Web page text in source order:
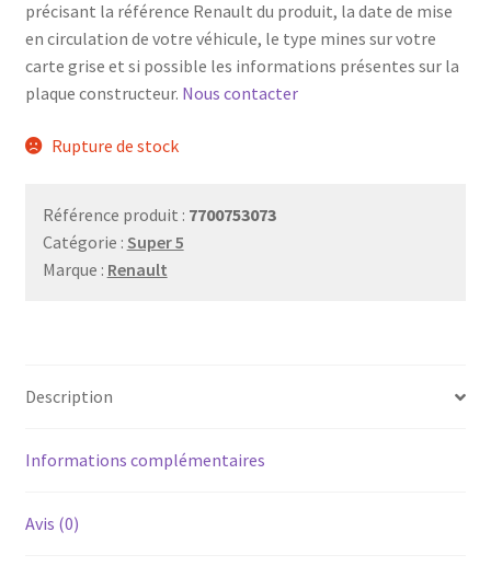
précisant la référence Renault du produit, la date de mise
en circulation de votre véhicule, le type mines sur votre
carte grise et si possible les informations présentes sur la
plaque constructeur. Nous contacter
Rupture de stock
Référence produit : 7700753073
Catégorie : Super 5
Marque : Renault
Description
Informations complémentaires
Avis (0)